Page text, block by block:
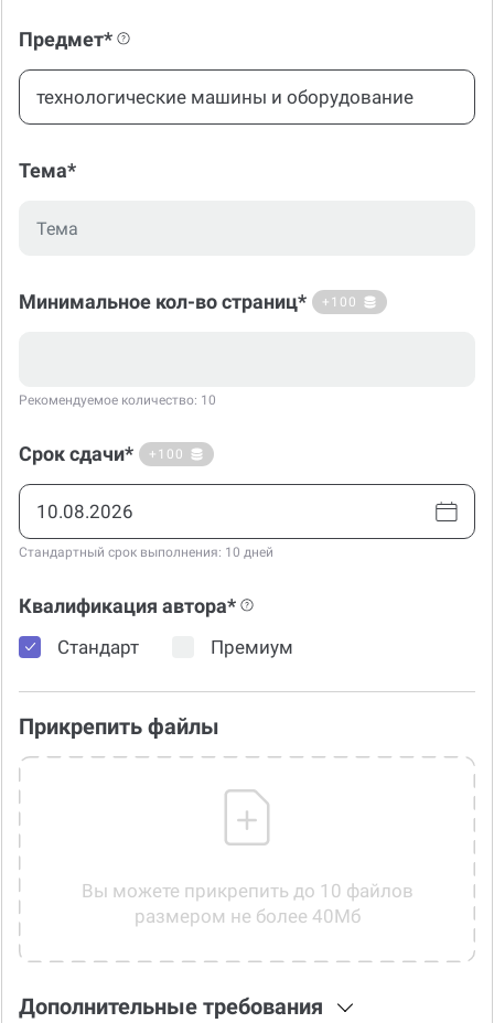
Предмет*
Тема*
Минимальное кол-во страниц* +100
Рекомендуемое количество: 10
Срок сдачи* +100
Стандартный срок выполнения: 10 дней
Квалификация автора*
Стандарт Премиум
Прикрепить файлы
Вы можете прикрепить до 10 файлов
размером не более 40Мб
Дополнительные требования